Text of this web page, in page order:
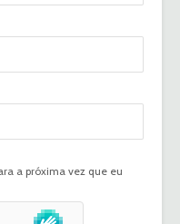
a próxima vez que eu